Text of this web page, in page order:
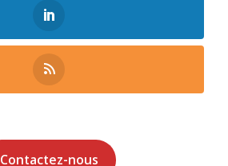
Contactez-nous